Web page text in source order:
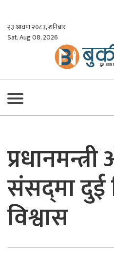
content
२३ श्रावण २०८३, शनिबार
Sat, Aug 08, 2026
संसद्‌मा दुई
विश्वास